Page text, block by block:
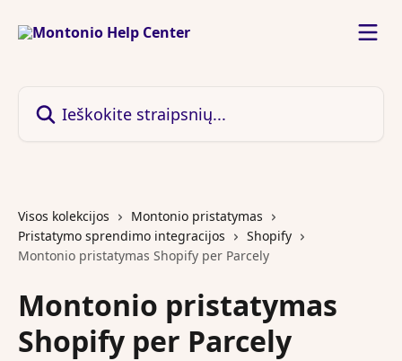
Visos kolekcijos
Montonio pristatymas
Pristatymo sprendimo integracijos
Shopify
Montonio pristatymas Shopify per Parcely
Montonio pristatymas
Shopify per Parcely